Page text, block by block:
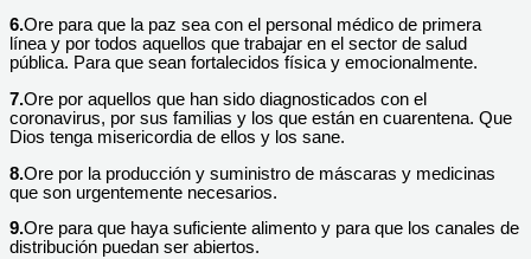
6.Ore para que la paz sea con el personal médico de primera
línea y por todos aquellos que trabajar en el sector de salud
pública. Para que sean fortalecidos física y emocionalmente.
7.Ore por aquellos que han sido diagnosticados con el
coronavirus, por sus familias y los que están en cuarentena. Que
Dios tenga misericordia de ellos y los sane.
8.Ore por la producción y suministro de máscaras y medicinas
que son urgentemente necesarios.
9.Ore para que haya suficiente alimento y para que los canales de
distribución puedan ser abiertos.